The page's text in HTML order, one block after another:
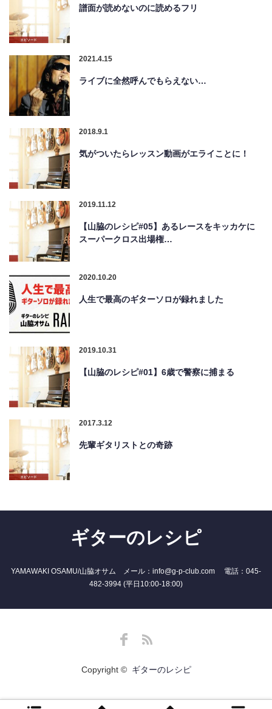
譜面が読めないのに読めるフリ
2021.4.15
ライブに全然呼んでもらえない…
2018.9.1
気がついたらレッスン動画がエライことに！
2019.11.12
【山脇のレシピ#05】あるレースをキッカケに
スーパークロス出場権…
2020.10.20
人生で最高のギターソロが録れました
2019.10.31
【山脇のレシピ#01】6歳で警察に捕まる
2017.3.12
先輩ギタリストとの奇跡
ギターのレシピ
YAMAWAKI OSAMU/山脇オサム メール：info@g-p-club.com 電話：045-
482-3994 (平日10:00-18:00)
Copyright © ギターのレシピ